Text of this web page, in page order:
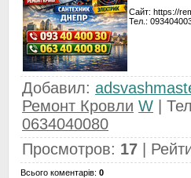
Сайт: https://
Тел.:
Добавил:
Ремонт Кровли W |
0634040080
Просмотров: 17 |
Всього коментарів: 0